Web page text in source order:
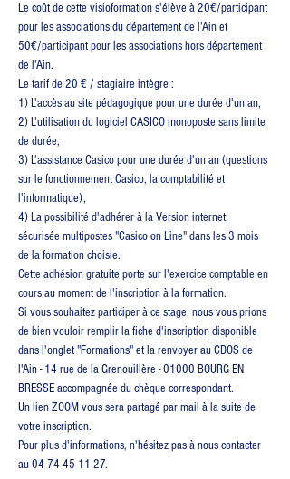
Le coût de cette visioformation s'élève à 20€/participant
pour les associations du département de l'Ain et
50€/participant pour les associations hors département
de l'Ain.
Le tarif de 20 € / stagiaire intègre :
1) L'accès au site pédagogique pour une durée d'un an,
2) L'utilisation du logiciel CASICO monoposte sans limite
de durée,
3) L'assistance Casico pour une durée d'un an (questions
sur le fonctionnement Casico, la comptabilité et
l'informatique),
4) La possibilité d'adhérer à la Version internet
sécurisée multipostes "Casico on Line" dans les 3 mois
de la formation choisie.
Cette adhésion gratuite porte sur l'exercice comptable en
cours au moment de l'inscription à la formation.
Si vous souhaitez participer à ce stage, nous vous prions
de bien vouloir remplir la fiche d'inscription disponible
dans l'onglet "Formations" et la renvoyer au CDOS de
l'Ain - 14 rue de la Grenouillère - 01000 BOURG EN
BRESSE accompagnée du chèque correspondant.
Un lien ZOOM vous sera partagé par mail à la suite de
votre inscription.
Pour plus d'informations, n'hésitez pas à nous contacter
au 04 74 45 11 27.